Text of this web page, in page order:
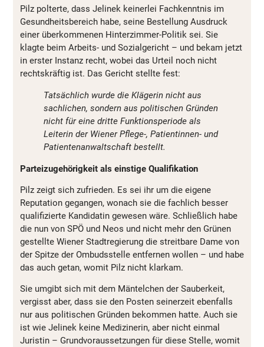
Pilz polterte, dass Jelinek keinerlei Fachkenntnis im
Gesundheitsbereich habe, seine Bestellung Ausdruck
einer überkommenen Hinterzimmer-Politik sei. Sie
klagte beim Arbeits- und Sozialgericht – und bekam jetzt
in erster Instanz recht, wobei das Urteil noch nicht
rechtskräftig ist. Das Gericht stellte fest:
Tatsächlich wurde die Klägerin nicht aus
sachlichen, sondern aus politischen Gründen
nicht für eine dritte Funktionsperiode als
Leiterin der Wiener Pflege-, Patientinnen- und
Patientenanwaltschaft bestellt.
Parteizugehörigkeit als einstige Qualifikation
Pilz zeigt sich zufrieden. Es sei ihr um die eigene
Reputation gegangen, wonach sie die fachlich besser
qualifizierte Kandidatin gewesen wäre. Schließlich habe
die nun von SPÖ und Neos und nicht mehr den Grünen
gestellte Wiener Stadtregierung die streitbare Dame von
der Spitze der Ombudsstelle entfernen wollen – und habe
das auch getan, womit Pilz nicht klarkam.
Sie umgibt sich mit dem Mäntelchen der Sauberkeit,
vergisst aber, dass sie den Posten seinerzeit ebenfalls
nur aus politischen Gründen bekommen hatte. Auch sie
ist wie Jelinek keine Medizinerin, aber nicht einmal
Juristin – Grundvoraussetzungen für diese Stelle, womit